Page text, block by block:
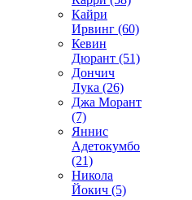
Кайри
Ирвинг (60)
Кевин
Дюрант (51)
Дончич
Лука (26)
Джа Морант
(7)
Яннис
Адетокумбо
(21)
Никола
Йокич (5)